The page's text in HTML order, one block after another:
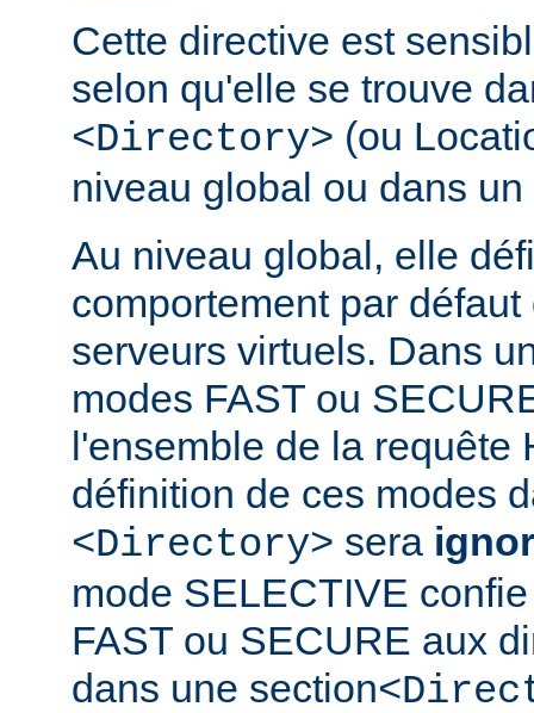
Cette directive est
selon qu'elle se trouve
<Directory> (ou
niveau global ou dans un
Au niveau global, elle
comportement par
serveurs virtuels. Dans
modes FAST ou
l'ensemble de la requête
définition de ces modes
<Directory> sera
mode SELECTIVE
FAST ou SECURE aux
dans une section